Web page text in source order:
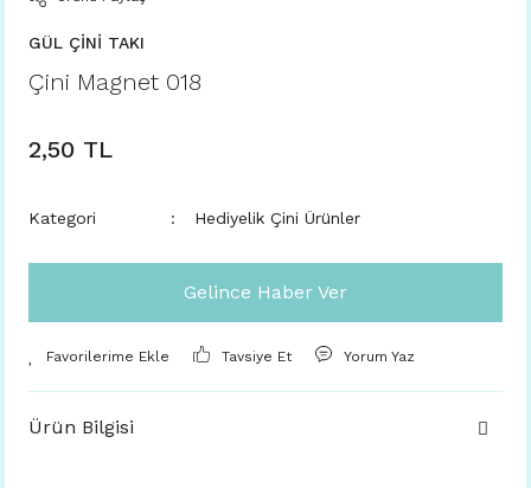
GÜL ÇİNİ TAKI
Çini Magnet 018
2,50 TL
Kategori Hediyelik Çini Ürünler
Gelince Haber Ver
Tavsiye Et Yorum Yaz
Ürün Bilgisi